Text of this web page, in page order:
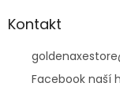
Kontakt
goldenaxestore
Facebook naší